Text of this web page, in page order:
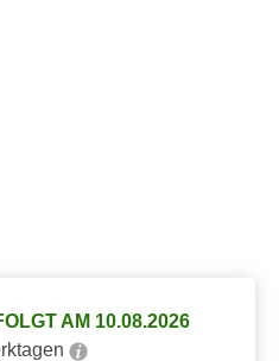
AM 10.08.2026